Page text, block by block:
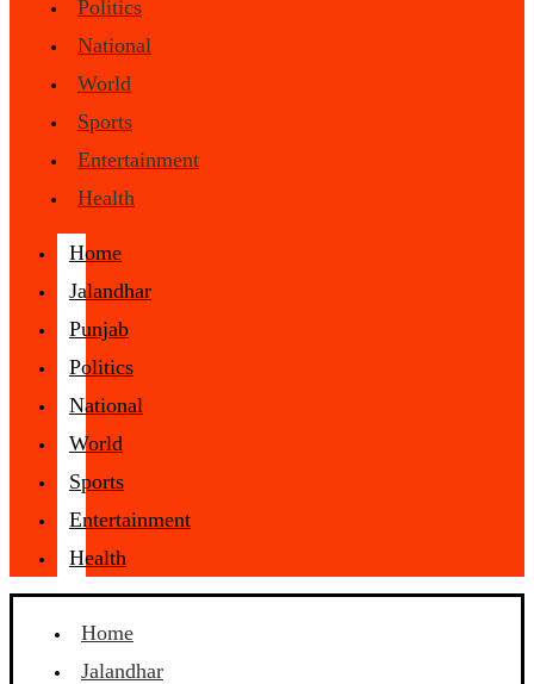
Politics
National
World
Sports
Entertainment
Health
Home
Jalandhar
Punjab
Politics
National
World
Sports
Entertainment
Health
Home
Jalandhar